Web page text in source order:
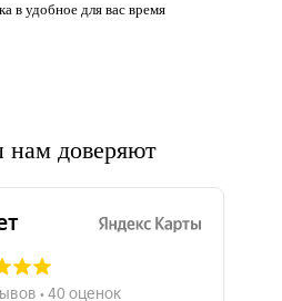
в удобное для вас время
нам доверяют